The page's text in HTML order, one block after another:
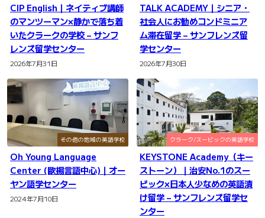
CIP English｜ネイティブ講師
のマンツーマン×静かで落ち着
いたクラークの学校 – サンフ
レンズ留学センター
2026年7月31日
TALK ACADEMY｜シニア・
社会人にお勧めコンドミニア
ム滞在留学 – サンフレンズ留
学センター
2026年7月30日
その他の地域の英語学校
Oh Young Language
Center (歐揚言語中心)｜オー
ヤン語学センター
2024年7月10日
クラーク/スービックの英語学校
KEYSTONE Academy（キー
ストーン）｜治安No.1のスー
ビック×日本人少なめの英語漬
け留学 – サンフレンズ留学セ
ンター